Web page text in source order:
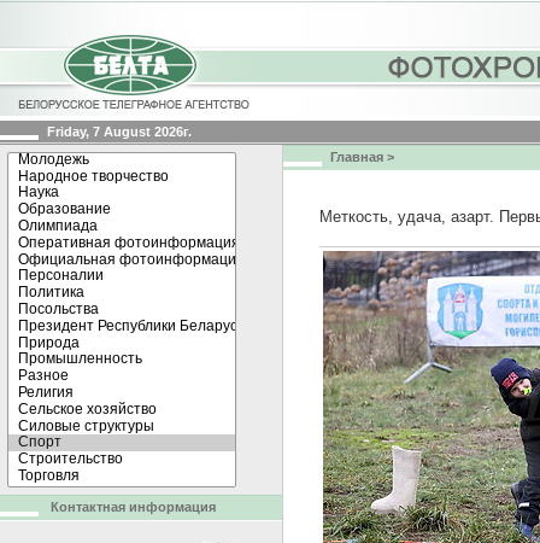
Friday, 7 August 2026г.
Главная >
Меткость, удача, азарт.
Контактная информация